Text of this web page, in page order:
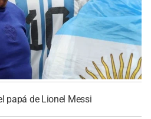
papá de Lionel Messi